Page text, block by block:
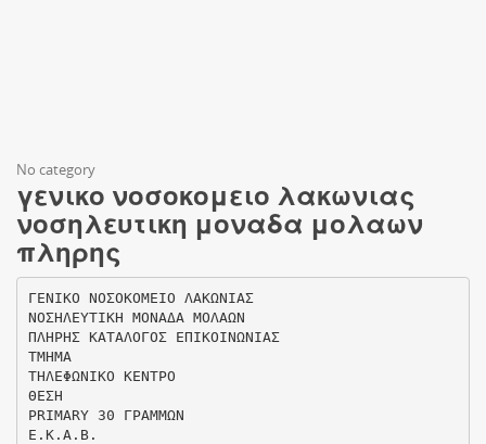
No category
γενικο νοσοκομειο λακωνιας
νοσηλευτικη μοναδα μολαων
πληρης
ΓΕΝΙΚΟ ΝΟΣΟΚΟΜΕΙΟ ΛΑΚΩΝΙΑΣ
ΝΟΣΗΛΕΥΤΙΚΗ ΜΟΝΑΔΑ ΜΟΛΑΩΝ
ΠΛΗΡΗΣ ΚΑΤΑΛΟΓΟΣ ΕΠΙΚΟΙΝΩΝΙΑΣ
ΤΜΗΜΑ
ΤΗΛΕΦΩΝΙΚΟ ΚΕΝΤΡΟ
ΘΕΣΗ
PRIMARY 30 ΓΡΑΜΜΩΝ
Ε.Κ.Α.Β.